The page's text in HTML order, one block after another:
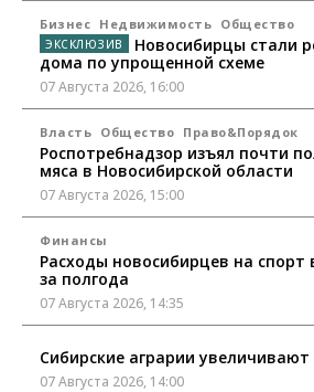
Бизнес Недвижимость Общество
Новосибирцы стали
дома по упрощенной схеме
07 Августа 2026, 16:00
Власть Общество Право&Порядок
Роспотребнадзор изъял почти
мяса в Новосибирской области
07 Августа 2026, 15:00
Финансы
Расходы новосибирцев на спорт
за полгода
07 Августа 2026, 14:35
Сибирские аграрии
07 Августа 2026, 14:00